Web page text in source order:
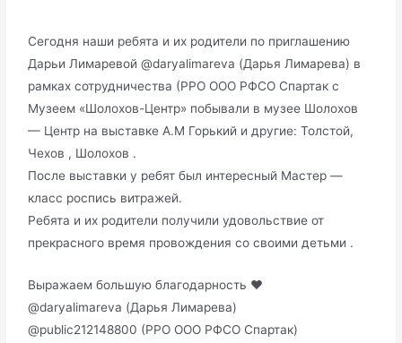
Сегодня наши ребята и их родители по приглашению
Дарьи Лимаревой @daryalimareva (Дарья Лимарева) в
рамках сотрудничества (РРО ООО РФСО Спартак с
Музеем «Шолохов-Центр» побывали в музее Шолохов
— Центр на выставке А.М Горький и другие: Толстой,
Чехов , Шолохов .
После выставки у ребят был интересный Мастер —
класс роспись витражей.
Ребята и их родители получили удовольствие от
прекрасного время провождения со своими детьми .
Выражаем большую благодарность ❤️
@daryalimareva (Дарья Лимарева)
@public212148800 (РРО ООО РФСО Спартак)